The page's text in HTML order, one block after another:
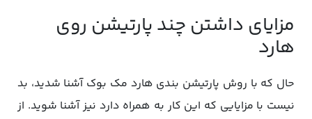
مزایای داشتن چند پارتیشن روی
هارد
حال که با روش پارتیشن بندی هارد مک بوک آشنا شدید، بد
نیست با مزایایی که این کار به همراه دارد نیز آشنا شوید. از